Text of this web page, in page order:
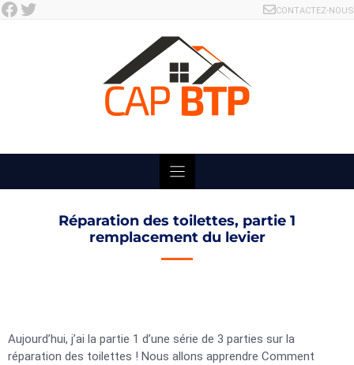
Skip
Facebook Twitter CONTACTEZ-NOUS
Réparation des toilettes, partie 1
remplacement du levier
Aujourd’hui, j’ai la partie 1 d’une série de 3 parties sur la
réparation des toilettes ! Nous allons apprendre Comment